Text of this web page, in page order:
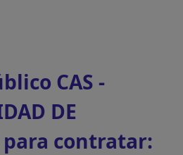
CAS -
DE
para contratar: